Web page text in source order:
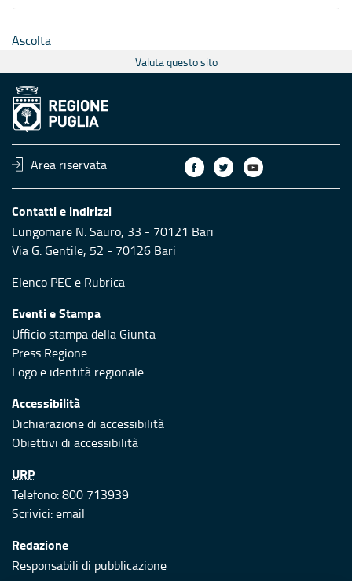
Ascolta
Valuta questo sito
Area riservata
Contatti e indirizzi
Lungomare N. Sauro, 33 - 70121 Bari
Via G. Gentile, 52 - 70126 Bari
Elenco PEC e Rubrica
Eventi e Stampa
Ufficio stampa della Giunta
Press Regione
Logo e identità regionale
Accessibilità
Dichiarazione di accessibilità
Obiettivi di accessibilità
URP
Telefono: 800 713939
Scrivici:email
Redazione
Responsabili di pubblicazione